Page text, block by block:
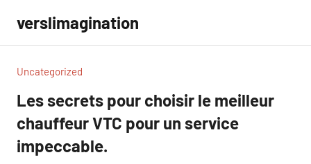
contenu
verslimagination
Uncategorized
Les secrets pour choisir le meilleur
chauffeur VTC pour un service
impeccable.